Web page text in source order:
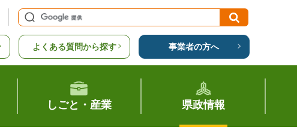
よくある質問から探す 事業者の方へ
しごと・産業 県政情報